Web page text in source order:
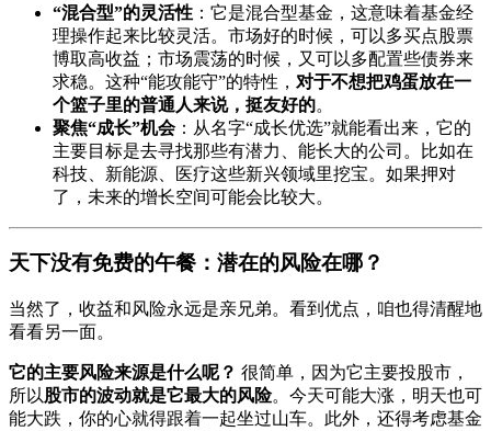
“混合型”的灵活性 ：它是混合型基金，这意味着基金经
理操作起来比较灵活。市场好的时候，可以多买点股票
博取高收益；市场震荡的时候，又可以多配置些债券来
求稳。这种“能攻能守”的特性， 对于不想把鸡蛋放在一
个篮子里的普通人来说，挺友好的。
聚焦“成长”机会：从名字“成长优选”就能看出来，它的
主要目标是去寻找那些有潜力、能长大的公司。比如在
科技、新能源、医疗这些新兴领域里挖宝。如果押对
了，未来的增长空间可能会比较大。
天下没有免费的午餐：潜在的风险在哪？
当然了，收益和风险永远是亲兄弟。看到优点，咱也得清醒地
看看另一面。
它的主要风险来源是什么呢？ 很简单，因为它主要投股市，
所以股市的波动就是它最大的风险。今天可能大涨，明天也可
能大跌，你的心就得跟着一起坐过山车。此外，还得考虑基金